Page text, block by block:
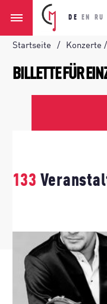
DE EN RU
Startseite Konzerte
BILLETTE FÜR
133